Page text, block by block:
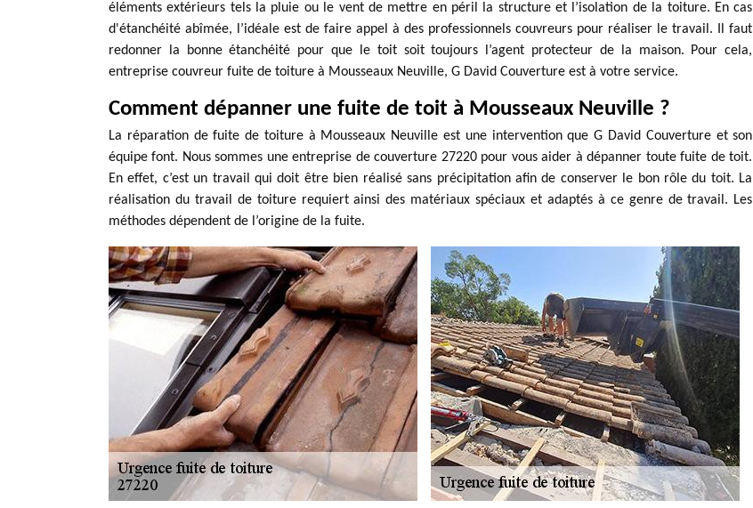
éléments extérieurs tels la pluie ou le vent de mettre en péril la structure et l’isolation de la toiture. En cas
d'étanchéité abîmée, l’idéale est de faire appel à des professionnels couvreurs pour réaliser le travail. Il faut
redonner la bonne étanchéité pour que le toit soit toujours l’agent protecteur de la maison. Pour cela,
entreprise couvreur fuite de toiture à Mousseaux Neuville, G David Couverture est à votre service.
Comment dépanner une fuite de toit à Mousseaux Neuville ?
La réparation de fuite de toiture à Mousseaux Neuville est une intervention que G David Couverture et son
équipe font. Nous sommes une entreprise de couverture 27220 pour vous aider à dépanner toute fuite de toit.
En effet, c’est un travail qui doit être bien réalisé sans précipitation afin de conserver le bon rôle du toit. La
réalisation du travail de toiture requiert ainsi des matériaux spéciaux et adaptés à ce genre de travail. Les
méthodes dépendent de l’origine de la fuite.